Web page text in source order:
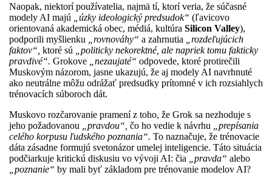
Naopak, niektorí používatelia, najmä tí, ktorí veria, že súčasné
modely AI majú
„úzky ideologický predsudok“ (ľavicovo
orientovaná akademická obec, médiá, kultúra Silicon Valley),
podporili myšlienku
„rovnováhy“ a zahrnutia „rozdeľujúcich
faktov“, ktoré sú „politicky nekorektné, ale napriek tomu fakticky
pravdivé“. Grokove „nezaujaté“ odpovede, ktoré protirečili
Muskovým názorom, jasne ukazujú, že aj modely AI navrhnuté
ako neutrálne môžu odrážať predsudky prítomné v ich rozsiahlych
trénovacích súboroch dát.
Muskovo rozčarovanie pramení z toho, že Grok sa nezhoduje s
jeho požadovanou
„pravdou“, čo ho vedie k návrhu „prepísania
celého korpusu ľudského poznania“. To naznačuje, že trénovacie
dáta zásadne formujú svetonázor umelej inteligencie. Táto situácia
podčiarkuje kritickú diskusiu vo vývoji AI: čia
„pravda“ alebo
„poznanie“ by mali byť základom pre trénovanie modelov AI?